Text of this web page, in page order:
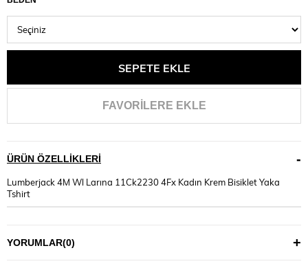
FAVORILERE EKLE
ÜRÜN ÖZELLIKLERI
Lumberjack 4M Wl Larına 11Ck2230 4Fx Kadın Krem Bisiklet Yaka
Tshirt
YORUMLAR(0)